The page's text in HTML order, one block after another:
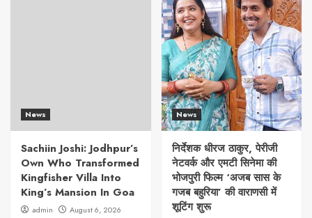
News
Sachiin Joshi: Jodhpur’s
Own Who Transformed
Kingfisher Villa Into
King’s Mansion In Goa
admin August 6, 2026
News
निर्देशक धीरज ठाकुर, पेरीजी
नेटवर्क और एमटी सिनेमा की
भोजपुरी फिल्म ‘अजब सास के
गजब बहुरिया’ की वाराणसी में
शूटिंग शुरू